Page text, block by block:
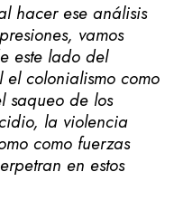
hacer ese análisis
vamos
este lado del
colonialismo como
saqueo de los
la violencia
como fuerzas
en estos